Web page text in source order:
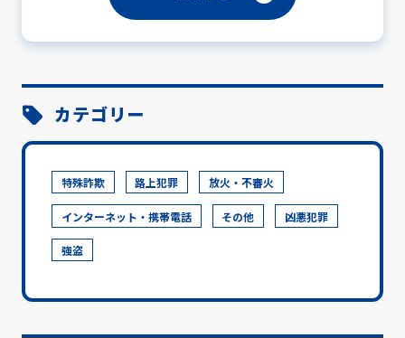
カテゴリー
特殊詐欺 路上犯罪 放火・不審火
インターネット・携帯電話 その他 凶悪犯罪
強盗